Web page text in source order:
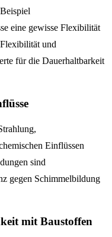
eine gewisse Flexibilität
und
für die Dauerhaltbarkeit
Einflüssen
sind
gegen Schimmelbildung
mit Baustoffen